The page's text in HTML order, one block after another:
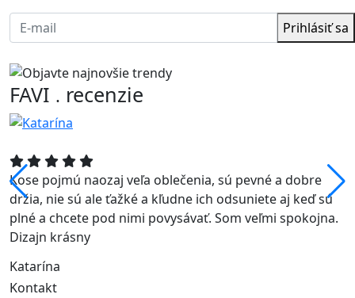
Prihlásiť sa
FAVI . recenzie
Kose pojmú naozaj veľa oblečenia, sú pevné a dobre
držia, nie sú ale ťažké a kľudne ich odsuniete aj keď sú
plné a chcete pod nimi povysávať. Som veľmi spokojna.
Dizajn krásny
Katarína
Kontakt